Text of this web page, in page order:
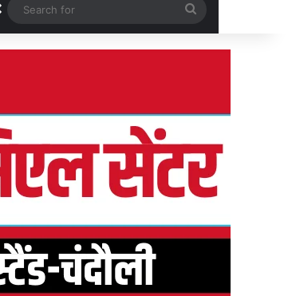
Random Article
for